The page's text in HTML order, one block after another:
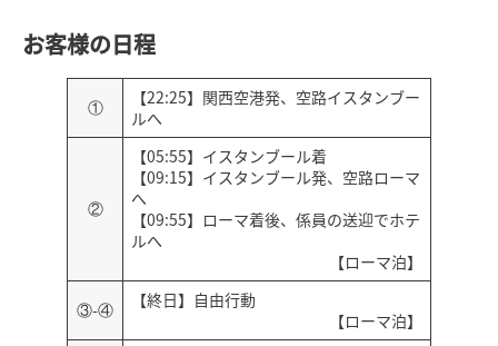
お客様の日程
①
【22:25】関西空港発、空路イスタンブー
ルへ
②
【05:55】イスタンブール着
【09:15】イスタンブール発、空路ローマ
へ
【09:55】ローマ着後、係員の送迎でホテ
ルへ
【ローマ泊】
③-④
【終日】自由行動
【ローマ泊】